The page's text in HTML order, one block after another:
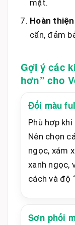
mặt.
Hoàn
cấn, đảm
Gợi ý các
hơn” cho
Đổi màu
Phù hợp
Nên chọn
ngọc, xám
xanh ngọc,
cách và độ
Sơn phối